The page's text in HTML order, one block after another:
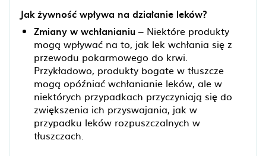
Jak żywność wpływa na działanie leków?
Zmiany w wchłanianiu – Niektóre produkty
mogą wpływać na to, jak lek wchłania się z
przewodu pokarmowego do krwi.
Przykładowo, produkty bogate w tłuszcze
mogą opóźniać wchłanianie leków, ale w
niektórych przypadkach przyczyniają się do
zwiększenia ich przyswajania, jak w
przypadku leków rozpuszczalnych w
tłuszczach.